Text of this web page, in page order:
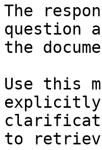
The
question
the
Use this
explicitly